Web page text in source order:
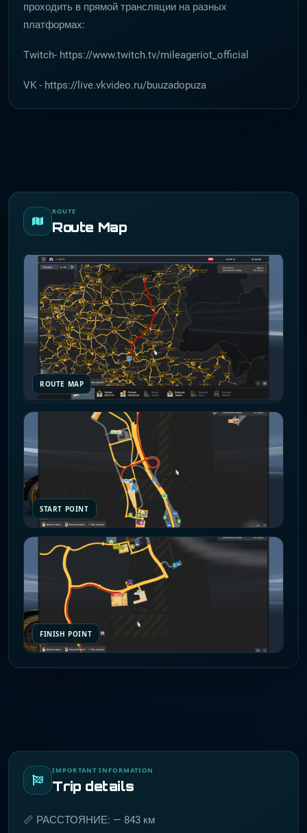
проходить в прямой трансляции на разных
платформах:
Twitch- https://www.twitch.tv/mileageriot_official
VK - https://live.vkvideo.ru/buuzadopuza
ROUTE
Route Map
ROUTE MAP
START POINT
FINISH POINT
IMPORTANT INFORMATION
Trip details
📏 РАССТОЯНИЕ: — 843 км